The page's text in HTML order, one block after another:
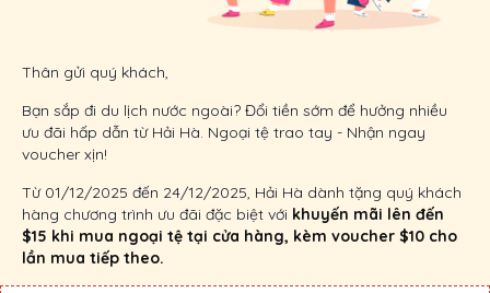
Thân gửi quý khách,
Bạn sắp đi du lịch nước ngoài? Đổi tiền sớm để hưởng nhiều
ưu đãi hấp dẫn từ Hải Hà. Ngoại tệ trao tay - Nhận ngay
voucher xịn!
Từ 01/12/2025 đến 24/12/2025, Hải Hà dành tặng quý khách
hàng chương trình ưu đãi đặc biệt với khuyến mãi lên đến
$15 khi mua ngoại tệ tại cửa hàng, kèm voucher $10 cho
lần mua tiếp theo.